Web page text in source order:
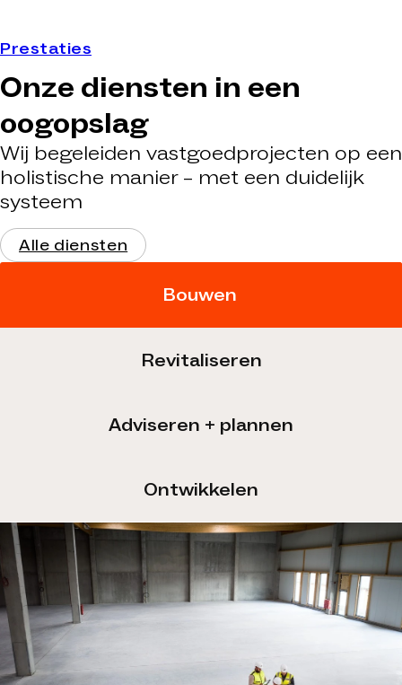
Prestaties
Onze diensten in een
oogopslag
Wij begeleiden vastgoedprojecten op een
holistische manier – met een duidelijk
systeem
Alle diensten
Bouwen
Revitaliseren
Adviseren + plannen
Ontwikkelen